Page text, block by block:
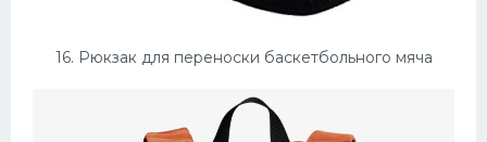
16. Рюкзак для переноски баскетбольного мяча